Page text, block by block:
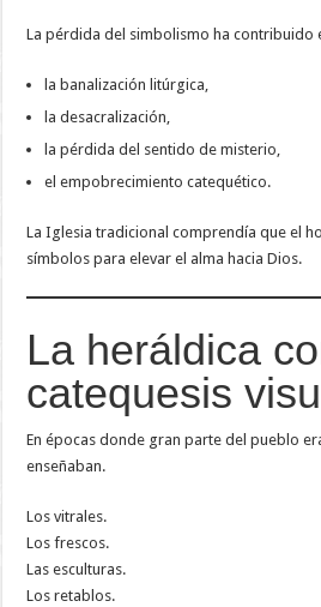
La pérdida del simbolismo ha contribuido
la banalización litúrgica,
la desacralización,
la pérdida del sentido de misterio,
el empobrecimiento catequético.
La Iglesia tradicional comprendía que el
símbolos para elevar el alma hacia Dios.
La heráldica
catequesis
En épocas donde gran parte del pueblo
enseñaban.
Los vitrales.
Los frescos.
Las esculturas.
Los retablos.